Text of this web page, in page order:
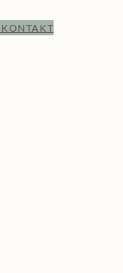
KONTAKT